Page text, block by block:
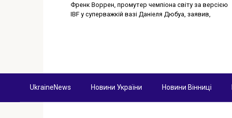
Френк Воррен, промутер чемпіона світу за версією
IBF у суперважкій вазі Даніеля Дюбуа, заявив,
UkraineNews Новини України Новини Вінниці